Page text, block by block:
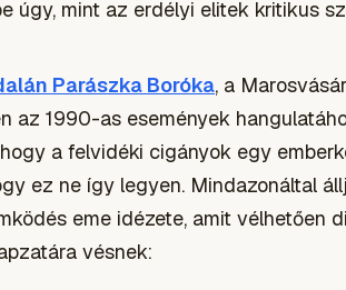
úgy, mint az erdélyi elitek kritikus
Parászka Boróka, a
az 1990-as események
a felvidéki cigányok egy
ez ne így legyen. Mindazonáltal
eme idézete, amit vélhetően
vésnek: